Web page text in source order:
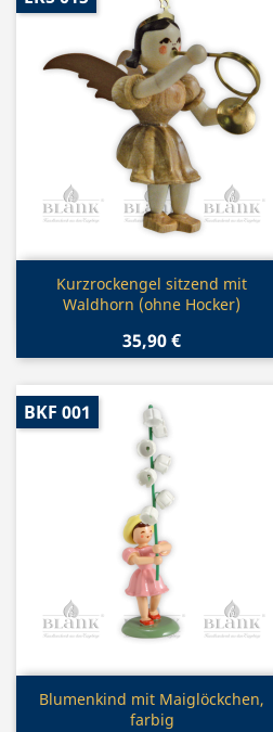
Vorschau
Kurzrockengel sitzend mit
Waldhorn (ohne Hocker)
35,90 €
Vorschau
Blumenkind mit Maiglöckchen,
farbig
BKF 001